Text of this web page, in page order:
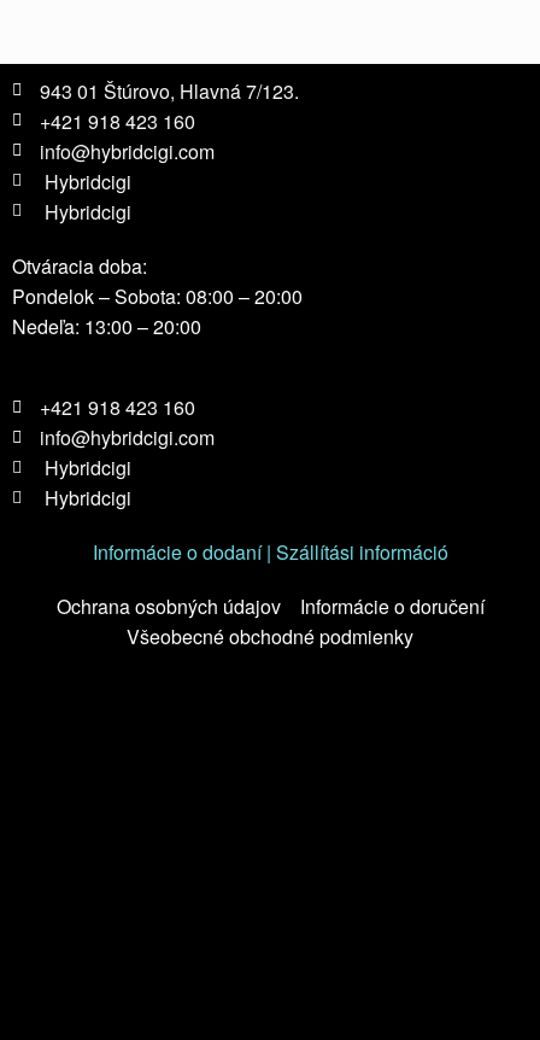
943 01 Štúrovo, Hlavná 7/123.
+421 918 423 160
info@hybridcigi.com
Hybridcigi
Hybridcigi
Otváracia doba:
Pondelok – Sobota: 08:00 – 20:00
Nedeľa: 13:00 – 20:00
+421 918 423 160
info@hybridcigi.com
Hybridcigi
Hybridcigi
Informácie o dodaní | Szállítási információ
Ochrana osobných údajov
Informácie o doručení
Všeobecné obchodné podmienky